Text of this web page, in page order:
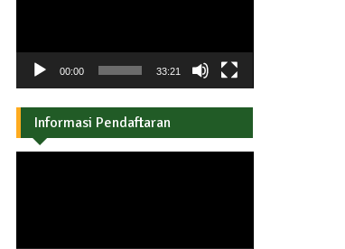
00:00 33:21
Informasi Pendaftaran